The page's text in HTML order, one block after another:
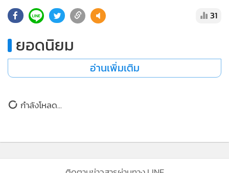
ยอดนิยม
อ่านเพิ่มเติม